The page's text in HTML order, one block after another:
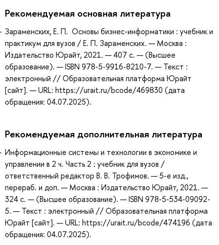
Рекомендуемая основная литература
Зараменских, Е. П. Основы бизнес-информатики : учебник и
практикум для вузов / Е. П. Зараменских. — Москва :
Издательство Юрайт, 2021. — 407 с. — (Высшее
образование). — ISBN 978-5-9916-8210-7. — Текст :
электронный // Образовательная платформа Юрайт
[сайт]. — URL: https://urait.ru/bcode/469830 (дата
обращения: 04.07.2025).
Рекомендуемая дополнительная литература
Информационные системы и технологии в экономике и
управлении в 2 ч. Часть 2 : учебник для вузов /
ответственный редактор В. В. Трофимов. — 5-е изд.,
перераб. и доп. — Москва : Издательство Юрайт, 2021. —
324 с. — (Высшее образование). — ISBN 978-5-534-09092-
5. — Текст : электронный // Образовательная платформа
Юрайт [сайт]. — URL: https://urait.ru/bcode/474196 (дата
обращения: 04.07.2025).